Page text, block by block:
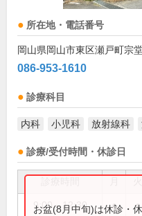
所在地・電話番号
岡山県岡山市東区瀬戸町宗
086-953-1610
診療科目
内科 小児科 放射線科
診療/受付時間・休診日
9:00～12:30 ● ●
お盆(8月中旬)は休診・